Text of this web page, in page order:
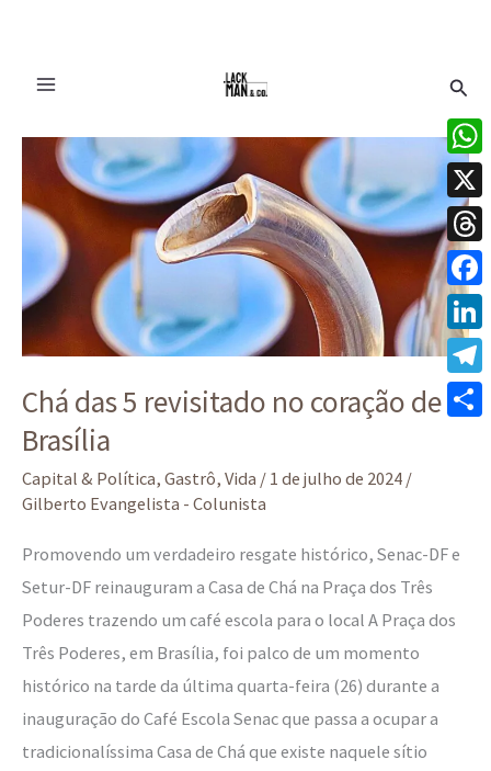
conteúdo
Chá das 5 revisitado no coração de
Brasília
Capital & Política, Gastrô, Vida / 1 de julho de 2024 /
Gilberto Evangelista - Colunista
Promovendo um verdadeiro resgate histórico, Senac-DF e
Setur-DF reinauguram a Casa de Chá na Praça dos Três
Poderes trazendo um café escola para o local A Praça dos
Três Poderes, em Brasília, foi palco de um momento
histórico na tarde da última quarta-feira (26) durante a
inauguração do Café Escola Senac que passa a ocupar a
tradicionalíssima Casa de Chá que existe naquele sítio
revisitado
no
coração
de
Brasília
X